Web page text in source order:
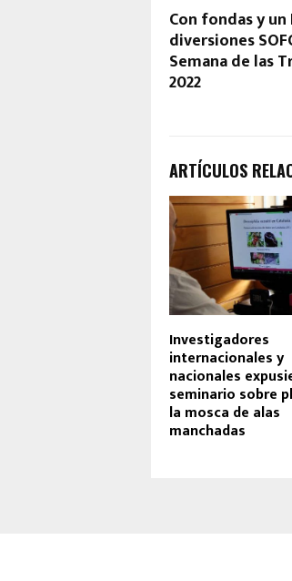
Con fondas y
diversiones
Semana de las
2022
ARTÍCULOS
Investigadores
internacionales y
nacionales
seminario sobre
la mosca de alas
manchadas